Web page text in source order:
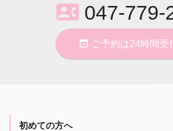
contact_phone 047-779-
event_available ご予約は24時間受
初めての方へ